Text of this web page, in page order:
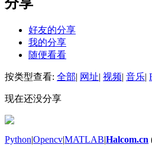
好友的分享
我的分享
随便看看
按类型查看: 全部| 网址| 视频| 音乐|
现在还没分享
Python|Opencv|MATLAB|Halcom.cn